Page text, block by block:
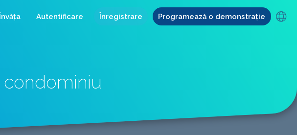
Învăța Autentificare Înregistrare Programează o demonstrație